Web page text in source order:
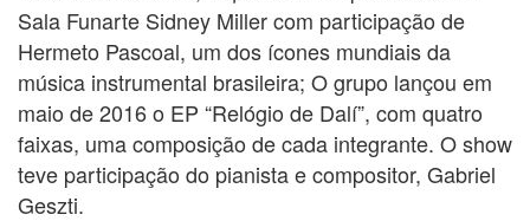
Sala Funarte Sidney Miller com participação de
Hermeto Pascoal, um dos ícones mundiais da
música instrumental brasileira; O grupo lançou em
maio de 2016 o EP “Relógio de Dalí”, com quatro
faixas, uma composição de cada integrante. O show
teve participação do pianista e compositor, Gabriel
Geszti.